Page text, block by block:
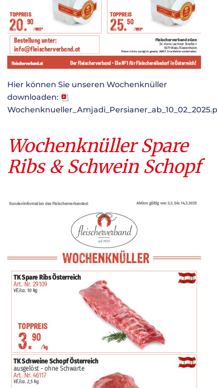
Hier können Sie unseren Wochenknüller
downloaden:
Wochenknüller Spare
Ribs & Schwein Schopf